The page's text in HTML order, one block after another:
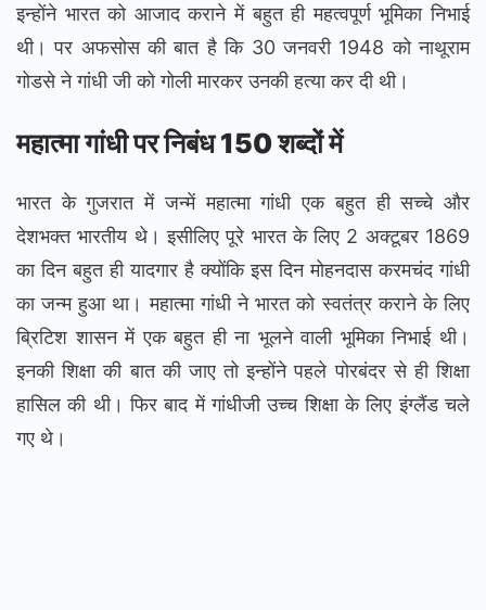
इन्होंने भारत को आजाद कराने में बहुत ही महत्वपूर्ण भूमिका निभाई
थी। पर अफसोस की बात है कि 30 जनवरी 1948 को नाथूराम
गोडसे ने गांधी जी को गोली मारकर उनकी हत्या कर दी थी।
महात्मा गांधी पर निबंध 150 शब्दों में
भारत के गुजरात में जन्में महात्मा गांधी एक बहुत ही सच्चे और
देशभक्त भारतीय थे। इसीलिए पूरे भारत के लिए 2 अक्टूबर 1869
का दिन बहुत ही यादगार है क्योंकि इस दिन मोहनदास करमचंद गांधी
का जन्म हुआ था। महात्मा गांधी ने भारत को स्वतंत्र कराने के लिए
ब्रिटिश शासन में एक बहुत ही ना भूलने वाली भूमिका निभाई थी।
इनकी शिक्षा की बात की जाए तो इन्होंने पहले पोरबंदर से ही शिक्षा
हासिल की थी। फिर बाद में गांधीजी उच्च शिक्षा के लिए इंग्लैंड चले
गए थे।